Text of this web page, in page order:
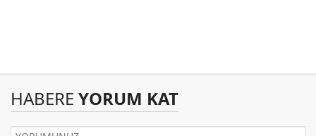
HABERE YORUM KAT